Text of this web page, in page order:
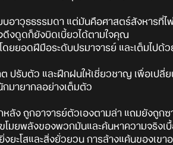
บอาวุธธรรมดา แต่มันคือศาสตร์สังหารที่
ดึงดูดก็ยังบิดเบี้ยวได้ตามใจคุณ
ยยอดฝีมือระดับปรมาจารย์ และเต็มไปด้
รับตัว และฝึกฝนให้เชี่ยวชาญ เพื่อเปลี่ย
มายากลอย่างเต็มตัว
ลัง ถูกอาจารย์ตัวเองตามล่า แถมยังถูก
โมยพลังของพวกมันและค้นหาความจริงเ
ยะโสและสิ่งยั่วยวน การล้างแค้นของเขา